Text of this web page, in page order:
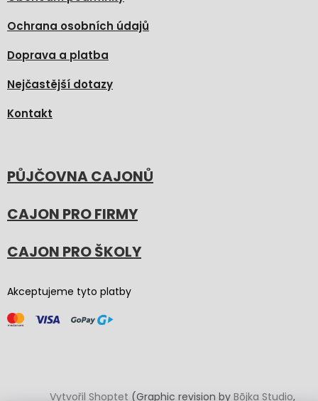
Ochrana osobních údajů
Doprava a platba
Nejčastější dotazy
Kontakt
PŮJČOVNA CAJONŮ
CAJON PRO FIRMY
CAJON PRO ŠKOLY
Akceptujeme tyto platby
Vytvořil Shoptet (Graphic revision by Bōjka Studio,